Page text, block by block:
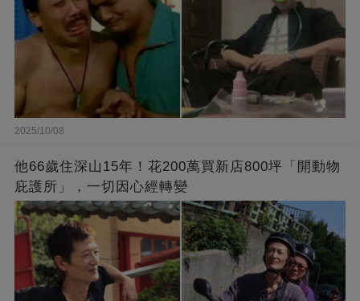
2025/10/08
他66歲住深山15年！花200萬買新店800坪「開動物
庇護所」，一切因心經轉變